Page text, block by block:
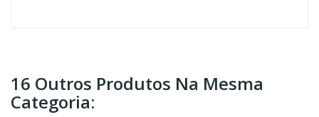
16 Outros Produtos Na Mesma
Categoria: